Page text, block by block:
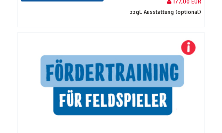
zzgl. Ausstattung (optional)